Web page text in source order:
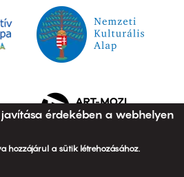
érdekében a webhelyen
hozzájárul a sütik létrehozásához.